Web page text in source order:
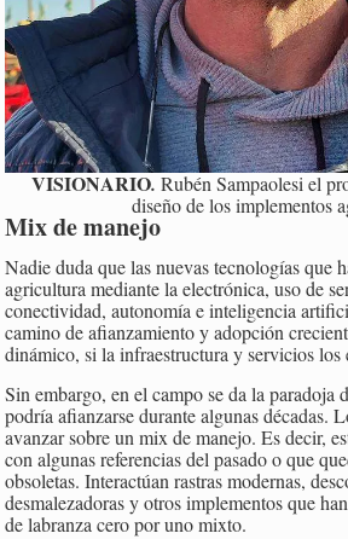
VISIONARIO. Rubén Sampaolesi el
diseño de los implementos
Mix de manejo
Nadie duda que las nuevas tecnologías que
agricultura mediante la electrónica, uso de
conectividad, autonomía e inteligencia
camino de afianzamiento y adopción
dinámico, si la infraestructura y servicios los
Sin embargo, en el campo se da la paradoja
podría afianzarse durante algunas décadas.
avanzar sobre un mix de manejo. Es decir,
con algunas referencias del pasado o que
obsoletas. Interactúan rastras modernas,
desmalezadoras y otros implementos que
de labranza cero por uno mixto.